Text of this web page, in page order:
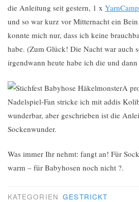
die Anleitung seit gestern, 1 x YarnCamp
und so war kurz vor Mitternacht ein
konnte mich nur, dass ich keine
habe. (Zum Glück! Die Nacht war auch
irgendwann heute habe ich die und dann
A
Nadelspiel-Fan stricke ich mit addis
wunderbar, aber geschrieben ist die
Sockenwunder.
Was immer Ihr nehmt: fangt an! Für
warm – für Babyhosen noch nicht ?.
KATEGORIEN GESTRICKT